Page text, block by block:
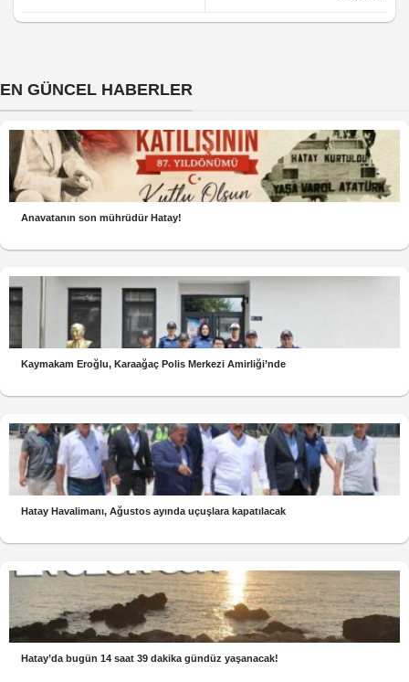
EN GÜNCEL HABERLER
Anavatanın son mührüdür Hatay!
Kaymakam Eroğlu, Karaağaç Polis Merkezi Amirliği’nde
Hatay Havalimanı, Ağustos ayında uçuşlara kapatılacak
Hatay’da bugün 14 saat 39 dakika gündüz yaşanacak!